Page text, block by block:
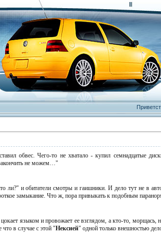
обвес. Чего-то не хватало - купил семнадцатые
не можем…"
ли?" и обитатели смотры и гаишники. И дело тут не в
замыкание. Что ж, пора привыкать к подобным
языком и провожает ее взглядом, а кто-то, морщась,
в случае с этой "Нексией" одной только внешностью